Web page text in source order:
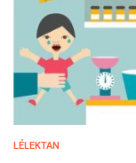
LÉLEKTAN